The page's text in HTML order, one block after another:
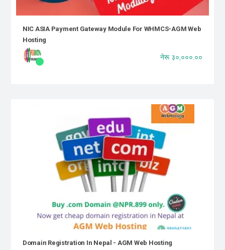
NIC ASIA Payment Gateway Module For WHMCS-AGM Web
Hosting
नेरू ३०,०००.००
Domain Registration In Nepal - AGM Web Hosting